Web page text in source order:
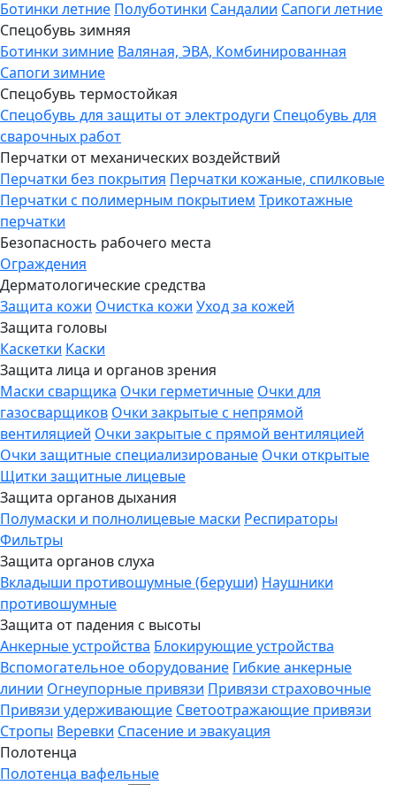
Ботинки летние Полуботинки Сандалии Сапоги летние
Спецобувь зимняя
Ботинки зимние Валяная, ЭВА, Комбинированная
Сапоги зимние
Спецобувь термостойкая
Спецобувь для защиты от электродуги Спецобувь для
сварочных работ
Перчатки от механических воздействий
Перчатки без покрытия Перчатки кожаные, спилковые
Перчатки с полимерным покрытием Трикотажные
перчатки
Безопасность рабочего места
Ограждения
Дерматологические средства
Защита кожи Очистка кожи Уход за кожей
Защита головы
Каскетки Каски
Защита лица и органов зрения
Маски сварщика Очки герметичные Очки для
газосварщиков Очки закрытые с непрямой
вентиляцией Очки закрытые с прямой вентиляцией
Очки защитные специализированые Очки открытые
Щитки защитные лицевые
Защита органов дыхания
Полумаски и полнолицевые маски Респираторы
Фильтры
Защита органов слуха
Вкладыши противошумные (беруши) Наушники
противошумные
Защита от падения с высоты
Анкерные устройства Блокирующие устройства
Вспомогательное оборудование Гибкие анкерные
линии Огнеупорные привязи Привязи страховочные
Привязи удерживающие Светоотражающие привязи
Стропы Веревки Спасение и эвакуация
Полотенца
Полотенца вафельные